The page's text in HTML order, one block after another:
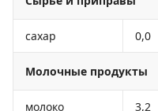
сахар 0,0
Молочные продукты
молоко 3,2